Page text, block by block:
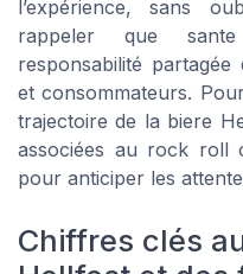
l’expérience, sans
rappeler que
responsabilité
et consommateurs.
trajectoire de la biere
associées au rock roll
pour anticiper les
Chiffres clés